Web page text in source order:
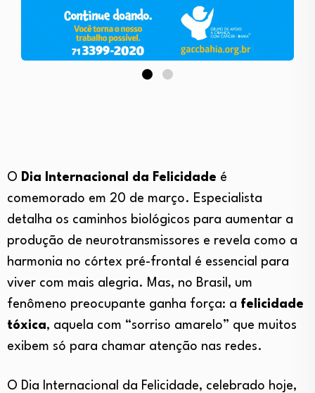
O Dia Internacional da Felicidade é
comemorado em 20 de março. Especialista
detalha os caminhos biológicos para aumentar a
produção de neurotransmissores e revela como a
harmonia no córtex pré-frontal é essencial para
viver com mais alegria. Mas, no Brasil, um
fenômeno preocupante ganha força: a felicidade
tóxica, aquela com “sorriso amarelo” que muitos
exibem só para chamar atenção nas redes.
O Dia Internacional da Felicidade, celebrado hoje,